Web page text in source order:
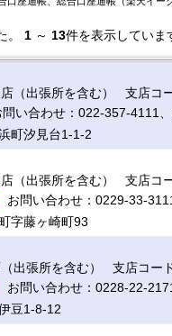
1～ 13件を表示していま
（出張所を含む） 支店コ
い合わせ：022-357-4111
町汐見台1-1-2
（出張所を含む） 支店コ
お問い合わせ：0229-33-
字藤ヶ崎町93
出張所を含む） 支店コー
お問い合わせ：0228-22-
豆1-8-12